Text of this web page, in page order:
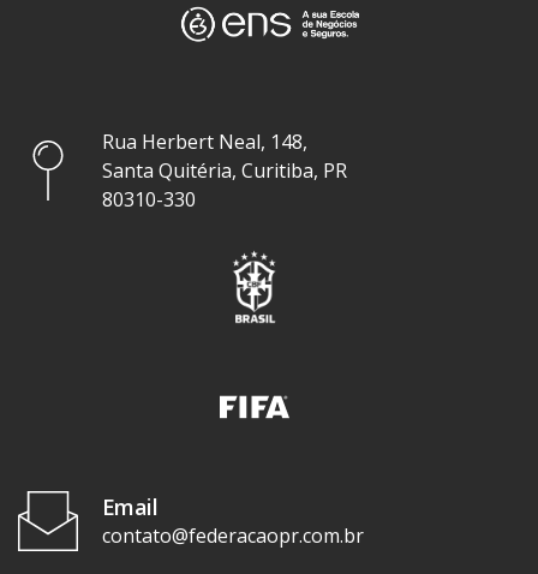
Rua Herbert Neal, 148,
Santa Quitéria, Curitiba, PR
80310-330
Email
contato@federacaopr.com.br